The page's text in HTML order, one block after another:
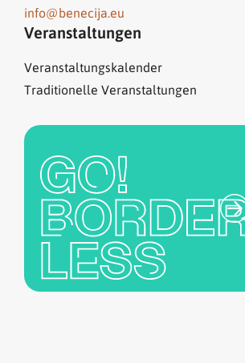
info@benecija.eu
Veranstaltungen
Veranstaltungskalender
Traditionelle Veranstaltungen